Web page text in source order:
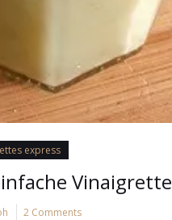
express
Vinaigrette
2 Comments